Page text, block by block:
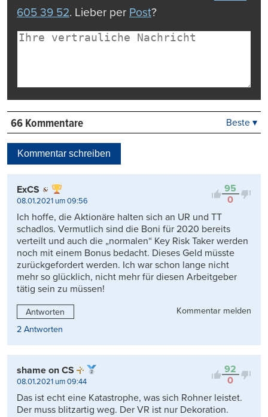
605 39 52. Lieber per Post?
66 Kommentare
Kontrovers
Beste ▾
Kommentar schreiben
95
0
ExCS
08.01.2021 um 09:56
Ich hoffe, die Aktionäre halten sich an UR und TT
schadlos. Vermutlich sind die Boni für 2020 bereits
verteilt und auch die „normalen“ Key Risk Taker werden
noch mit einem Bonus bedacht. Dieses Geld müsste
zurückgefordert werden. Ich war schon lange nicht
mehr so glücklich, nicht mehr für diesen Arbeitgeber
tätig sein zu müssen!
Antworten
Kommentar melden
2 Antworten
92
0
shame on CS
08.01.2021 um 09:44
Das ist echt eine Katastrophe, was sich Rohner leistet.
Der muss blitzartig weg. Der VR ist nur Dekoration.